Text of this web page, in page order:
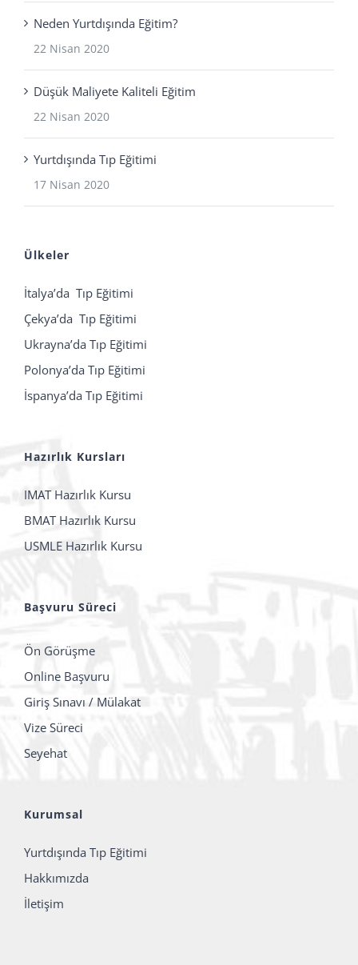
Neden Yurtdışında Eğitim?
22 Nisan 2020
Düşük Maliyete Kaliteli Eğitim
22 Nisan 2020
Yurtdışında Tıp Eğitimi
17 Nisan 2020
Ülkeler
İtalya’da Tıp Eğitimi
Çekya’da Tıp Eğitimi
Ukrayna’da Tıp Eğitimi
Polonya’da Tıp Eğitimi
İspanya’da Tıp Eğitimi
Hazırlık Kursları
IMAT Hazırlık Kursu
BMAT Hazırlık Kursu
USMLE Hazırlık Kursu
Başvuru Süreci
Ön Görüşme
Online Başvuru
Giriş Sınavı / Mülakat
Vize Süreci
Seyehat
Kurumsal
Yurtdışında Tıp Eğitimi
Hakkımızda
İletişim